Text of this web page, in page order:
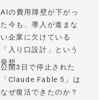
AIの費用障壁が下がっ
た今も、導入が進まな
い企業に欠けている
「入り口設計」という
発想
公開3日で停止された
「Claude Fable 5」は
なぜ復活できたのか？